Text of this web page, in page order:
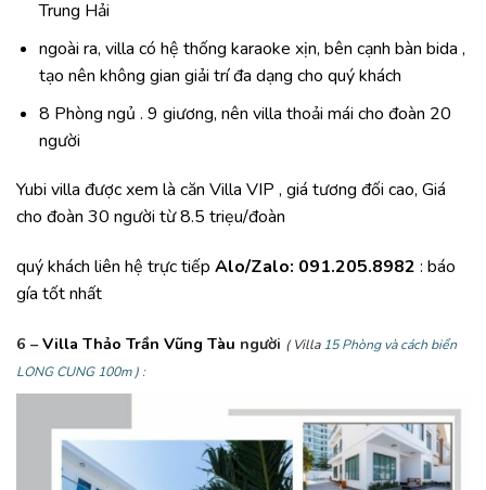
Trung Hải
ngoài ra, villa có hệ thống karaoke xịn, bên cạnh bàn bida ,
tạo nên không gian giải trí đa dạng cho quý khách
8 Phòng ngủ . 9 giương, nên villa thoải mái cho đoàn 20
người
Yubi villa được xem là căn Villa VIP , giá tương đối cao, Giá
cho đoàn 30 người từ 8.5 triẹu/đoàn
quý khách liên hệ trực tiếp Alo/Zalo: 091.205.8982 : báo
gía tốt nhất
6 –Villa Thảo Trần Vũng Tàu người ( Villa15 Phòng và cách biển
LONG CUNG 100m ) :